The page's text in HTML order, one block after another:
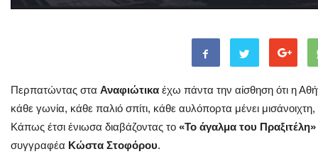
Περπατώντας στα Αναφιώτικα έχω πάντα την αίσθηση ότι η
κάθε γωνία, κάθε παλιό σπίτι, κάθε αυλόπορτα μένει
Κάπως έτσι ένιωσα διαβάζοντας το «Το άγαλμα του Πραξιτέλη»
συγγραφέα Κώστα Στοφόρου.